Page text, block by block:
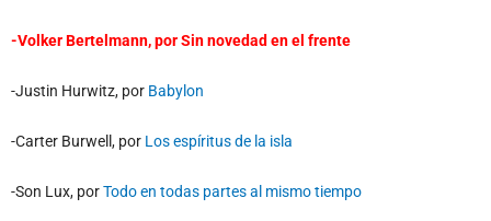
-Volker Bertelmann, porSin novedad en el frente
-Justin Hurwitz, por Babylon
-Carter Burwell, por Los espíritus de la isla
-Son Lux, porTodo en todas partes al mismo tiempo